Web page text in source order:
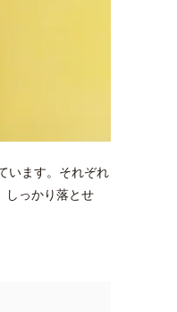
います。それぞれ
しっかり落とせ